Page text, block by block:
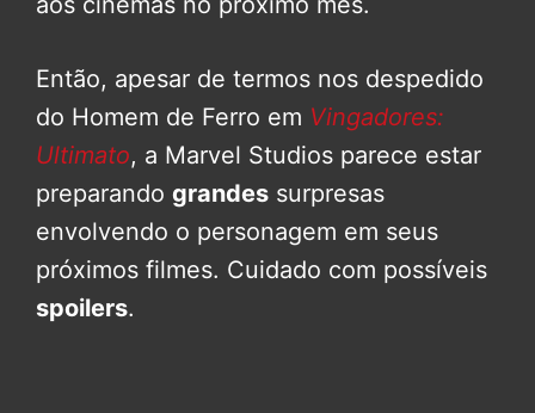
Então, apesar de termos nos despedido
do Homem de Ferro em Vingadores:
Ultimato, a Marvel Studios parece estar
preparando grandes surpresas
envolvendo o personagem em seus
próximos filmes. Cuidado com possíveis
spoilers.